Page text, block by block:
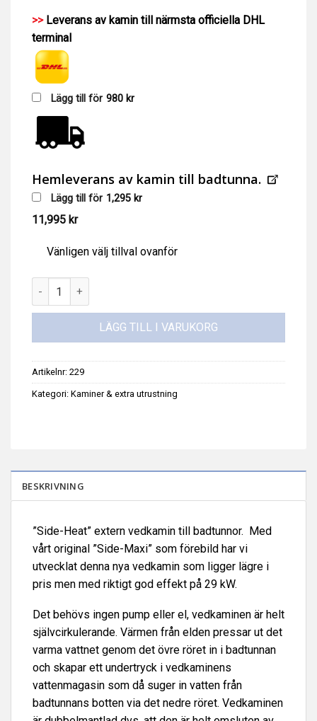
>>Leverans av kamin till närmsta officiella DHL
terminal
Lägg till för 980 kr
Hemleverans av kamin till badtunna.
Lägg till för 1,295 kr
11,995 kr
Vänligen välj tillval ovanför
Vedkamin Kirami Macu 29 kW, extern mängd
LÄGG TILL I VARUKORG
Artikelnr: 229
Kategori: Kaminer & extra utrustning
BESKRIVNING
”Side-Heat” extern vedkamin till badtunnor. Med
vårt original ”Side-Maxi” som förebild har vi
utvecklat denna nya vedkamin som ligger lägre i
pris men med riktigt god effekt på 29 kW.
Det behövs ingen pump eller el, vedkaminen är helt
självcirkulerande. Värmen från elden pressar ut det
varma vattnet genom det övre röret in i badtunnan
och skapar ett undertryck i vedkaminens
vattenmagasin som då suger in vatten från
badtunnans botten via det nedre röret. Vedkaminen